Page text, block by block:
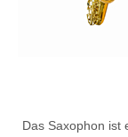
Das Saxophon ist